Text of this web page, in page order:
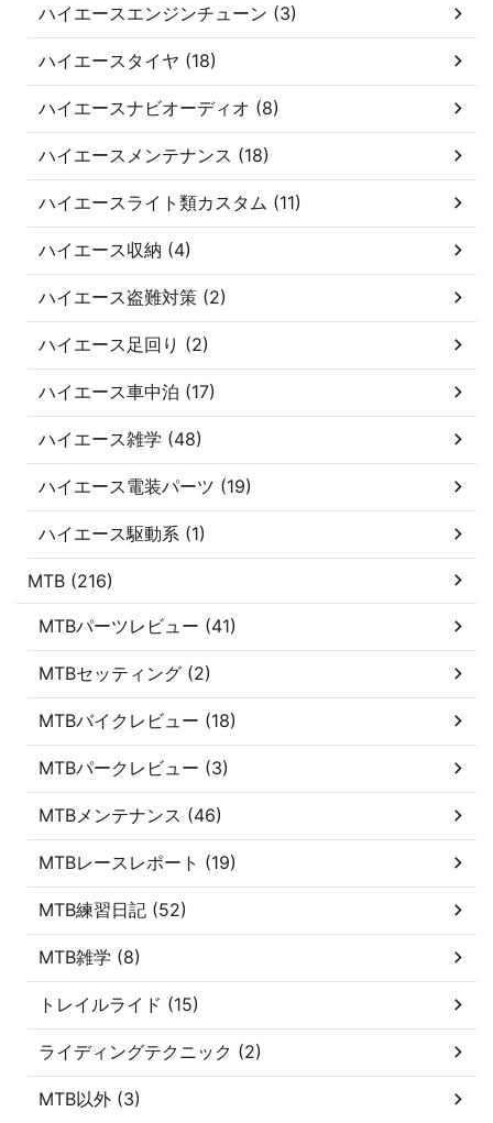
ハイエースエンジンチューン (3)
ハイエースタイヤ (18)
ハイエースナビオーディオ (8)
ハイエースメンテナンス (18)
ハイエースライト類カスタム (11)
ハイエース収納 (4)
ハイエース盗難対策 (2)
ハイエース足回り (2)
ハイエース車中泊 (17)
ハイエース雑学 (48)
ハイエース電装パーツ (19)
ハイエース駆動系 (1)
MTB (216)
MTBパーツレビュー (41)
MTBセッティング (2)
MTBバイクレビュー (18)
MTBパークレビュー (3)
MTBメンテナンス (46)
MTBレースレポート (19)
MTB練習日記 (52)
MTB雑学 (8)
トレイルライド (15)
ライディングテクニック (2)
MTB以外 (3)